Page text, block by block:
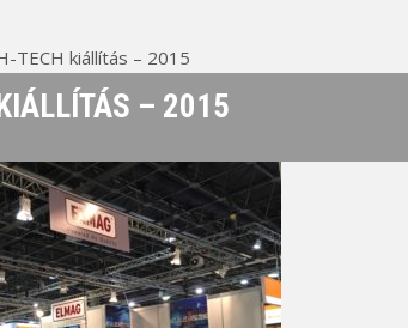
TECH kiállítás – 2015
– 2015